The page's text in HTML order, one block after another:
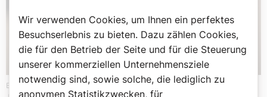
Ein Beispiel für römische Handwerkskunst: Kammhelm aus dem 4.
Wir verwenden Cookies, um Ihnen ein perfektes
Besuchserlebnis zu bieten. Dazu zählen Cookies,
die für den Betrieb der Seite und für die Steuerung
unserer kommerziellen Unternehmensziele
notwendig sind, sowie solche, die lediglich zu
anonymen Statistikzwecken, für